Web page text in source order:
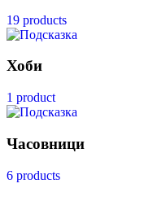
19 products
Хоби
1 product
Часовници
6 products